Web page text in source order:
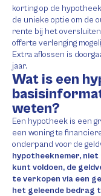
korting op de
de unieke optie om de
rente bij het
offerte verlenging
Extra aflossen is
jaar.
Wat is een
weten?
Een hypotheek is een
een woning te
onderpand voor de
hypotheeknemer, niet
kunt voldoen, de
te verkopen via een
het geleende bedrag